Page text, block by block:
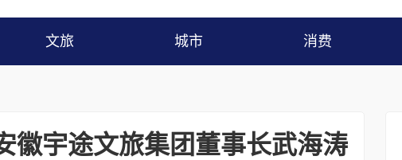
文旅 城市 消费
宇途文旅集团董事长武海涛